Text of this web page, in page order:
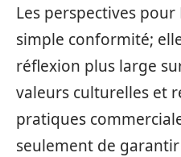
Les perspectives pour
simple conformité;
réflexion plus large
valeurs culturelles et
pratiques
seulement de